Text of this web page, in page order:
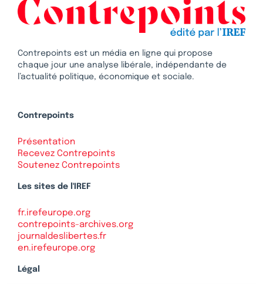
Contrepoints est un média en ligne qui propose
chaque jour une analyse libérale, indépendante de
l’actualité politique, économique et sociale.
Contrepoints
Présentation
Recevez Contrepoints
Soutenez Contrepoints
Les sites de l'IREF
fr.irefeurope.org
contrepoints-archives.org
journaldeslibertes.fr
en.irefeurope.org
Légal